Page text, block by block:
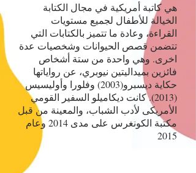
هي كاتبة أمريكية في مجال الكتابة
الخيالة للأطفال لجميع مستويات
القراءة، وعادة ما تتميز بالكتابات التي
تتضمن قصص الحيوانات وشخصيات عدة
اخرى. وهي واحدة من ستة أشخاص
فائزين بميداليتين نيوبري، عن رواياتها
حكاية ديسبرو(2003) وفلورا وأوليسيس
(2013). كانت ديكاميلو السفير القومي
الأمريكى لأدب الشباب، والمعينة من قبل
مكتبة الكونغرس على مدى 2014 وعام
2015